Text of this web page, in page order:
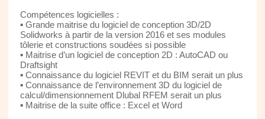
Compétences logicielles :
▪ Grande maitrise du logiciel de conception 3D/2D
Solidworks à partir de la version 2016 et ses modules
tôlerie et constructions soudées si possible
▪ Maitrise d’un logiciel de conception 2D : AutoCAD ou
Draftsight
▪ Connaissance du logiciel REVIT et du BIM serait un plus
▪ Connaissance de l’environnement 3D du logiciel de
calcul/dimensionnement Dlubal RFEM serait un plus
▪ Maitrise de la suite office : Excel et Word